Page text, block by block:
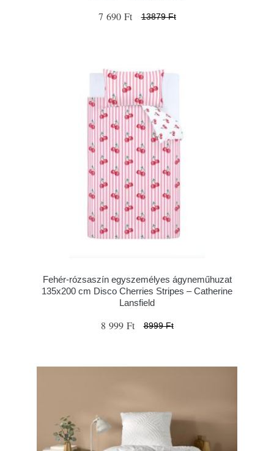
7 690 Ft 13879 Ft
Fehér-rózsaszín egyszemélyes ágyneműhuzat
135x200 cm Disco Cherries Stripes – Catherine
Lansfield
8 999 Ft 8999 Ft